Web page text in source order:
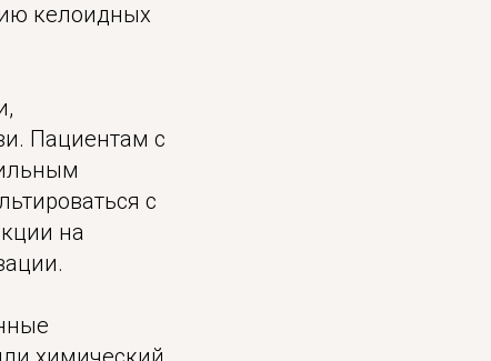
келоидных
Пациентам с
с
на